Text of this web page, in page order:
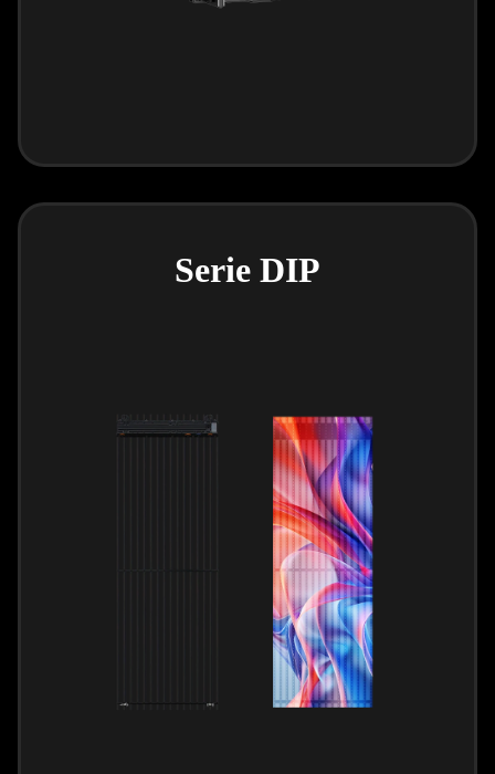
Serie DIP